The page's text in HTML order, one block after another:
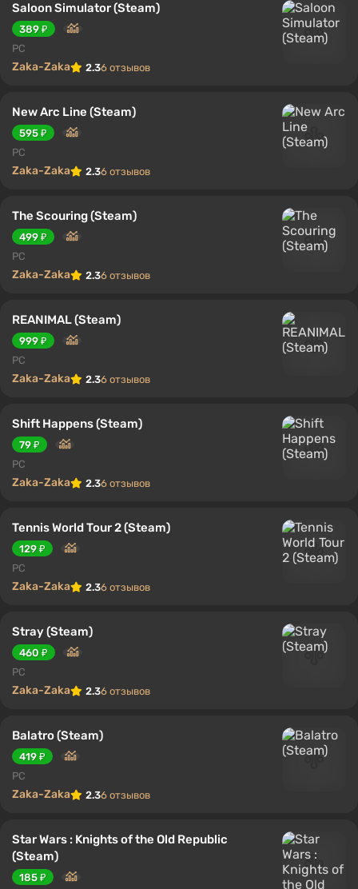
Saloon Simulator (Steam)
389 ₽
PC
Zaka-Zaka 2.36 отзывов
New Arc Line (Steam)
595 ₽
PC
Zaka-Zaka 2.36 отзывов
The Scouring (Steam)
499 ₽
PC
Zaka-Zaka 2.36 отзывов
REANIMAL (Steam)
999 ₽
PC
Zaka-Zaka 2.36 отзывов
Shift Happens (Steam)
79 ₽
PC
Zaka-Zaka 2.36 отзывов
Tennis World Tour 2 (Steam)
129 ₽
PC
Zaka-Zaka 2.36 отзывов
Stray (Steam)
460 ₽
PC
Zaka-Zaka 2.36 отзывов
Balatro (Steam)
419 ₽
PC
Zaka-Zaka 2.36 отзывов
Star Wars : Knights of the Old Republic
(Steam)
185 ₽